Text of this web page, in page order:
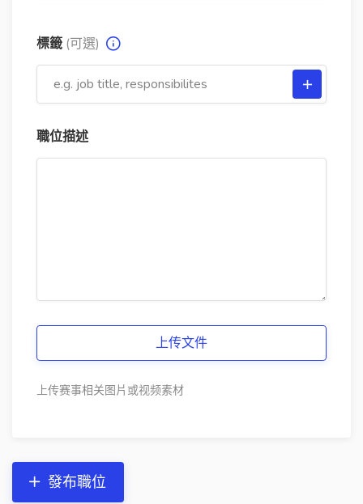
標籤 (可選)
職位描述
上传文件
上传赛事相关图片或视频素材
發布職位